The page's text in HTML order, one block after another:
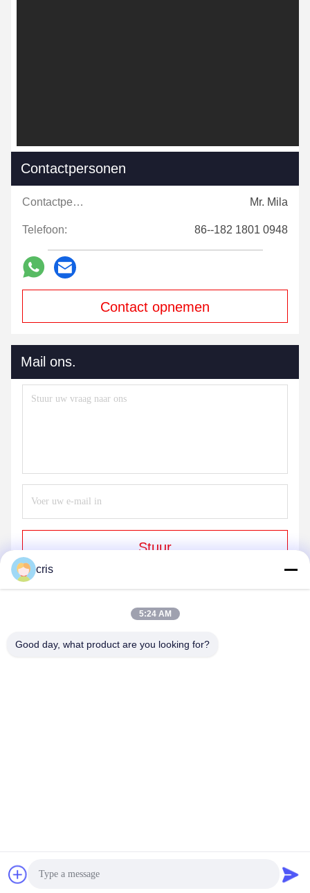
Contactpersonen
Contactpersonen: Mr. Mila
Telefoon: 86--182 1801 0948
Contact opnemen
Mail ons.
Stuur
Guangzhou Lie Jiang Electronic Technology Co., Ltd. Alle rechten
cris
5:24 AM
Good day, what product are you looking for?